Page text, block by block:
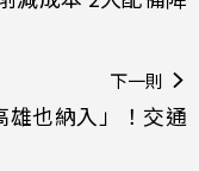
下一則
也納入」！交通